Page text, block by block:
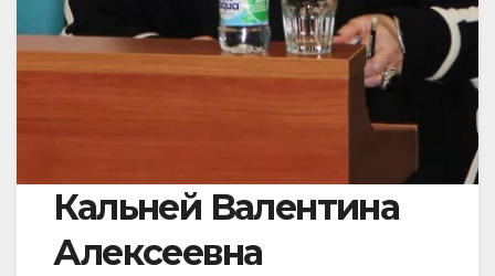
Кальней Валентина
Алексеевна